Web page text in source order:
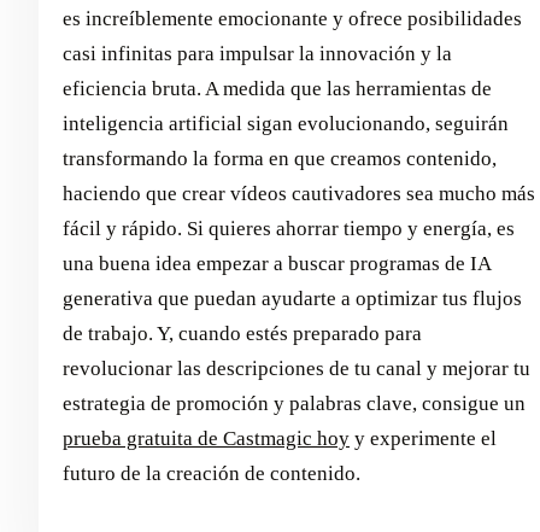
es increíblemente emocionante y ofrece posibilidades
casi infinitas para impulsar la innovación y la
eficiencia bruta. A medida que las herramientas de
inteligencia artificial sigan evolucionando, seguirán
transformando la forma en que creamos contenido,
haciendo que crear vídeos cautivadores sea mucho más
fácil y rápido. Si quieres ahorrar tiempo y energía, es
una buena idea empezar a buscar programas de IA
generativa que puedan ayudarte a optimizar tus flujos
de trabajo. Y, cuando estés preparado para
revolucionar las descripciones de tu canal y mejorar tu
estrategia de promoción y palabras clave, consigue un
prueba gratuita de Castmagic hoy y experimente el
futuro de la creación de contenido.